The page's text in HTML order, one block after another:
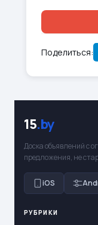
Поделиться:
15.by
Доска объявлений с
предложения, не
iOS
РУБРИКИ